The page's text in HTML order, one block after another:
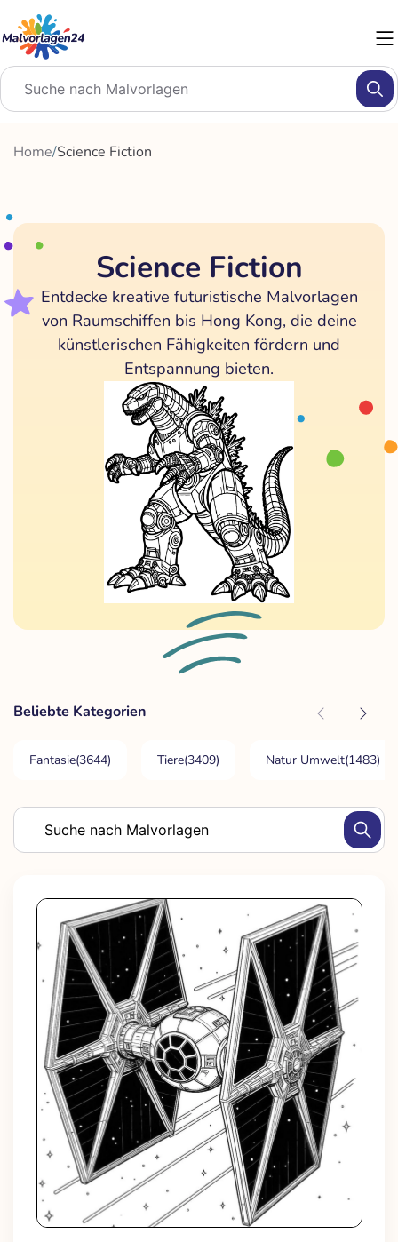
Inhalt
springen
Home/Science Fiction
Science Fiction
Entdecke kreative futuristische Malvorlagen
von Raumschiffen bis Hong Kong, die deine
künstlerischen Fähigkeiten fördern und
Entspannung bieten.
Beliebte Kategorien
Fantasie(3644) Tiere(3409) Natur Umwelt(1483)